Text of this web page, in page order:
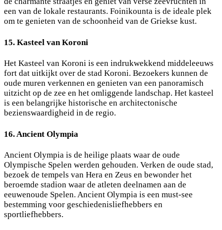
een van de lokale restaurants. Foinikounta is de ideale plek
om te genieten van de schoonheid van de Griekse kust.
15. Kasteel van Koroni
Het Kasteel van Koroni is een indrukwekkend middeleeuws
fort dat uitkijkt over de stad Koroni. Bezoekers kunnen de
oude muren verkennen en genieten van een panoramisch
uitzicht op de zee en het omliggende landschap. Het kasteel
is een belangrijke historische en architectonische
bezienswaardigheid in de regio.
16. Ancient Olympia
Ancient Olympia is de heilige plaats waar de oude
Olympische Spelen werden gehouden. Verken de oude stad,
bezoek de tempels van Hera en Zeus en bewonder het
beroemde stadion waar de atleten deelnamen aan de
eeuwenoude Spelen. Ancient Olympia is een must-see
bestemming voor geschiedenisliefhebbers en
sportliefhebbers.